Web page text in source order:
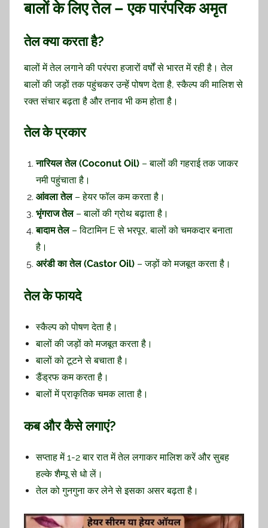
बालों के लिए तेल – एक पारंपरिक अमृत
तेल क्या करता है?
बालों में तेल लगाने की परंपरा हजारों वर्षों से भारत में रही है। तेल
बालों की जड़ों तक पहुंचकर उन्हें पोषण देता है, स्कैल्प की मालिश से
रक्त संचार बढ़ता है और तनाव भी कम होता है।
तेल के प्रकार
नारियल तेल (Coconut Oil) – बालों की गहराई तक जाकर
नमी पहुंचाता है।
आंवला तेल– हेयर फॉल कम करता है।
भृंगराज तेल– बालों की ग्रोथ बढ़ाता है।
बादाम तेल– विटामिन E से भरपूर, बालों को चमकदार बनाता
है।
अरंडी का तेल (Castor Oil) – जड़ों को मजबूत करता है।
तेल के फायदे
स्कैल्प को पोषण देता है।
बालों की जड़ों को मजबूत करता है।
बालों को टूटने से बचाता है।
डैंड्रफ कम करता है।
बालों में प्राकृतिक चमक लाता है।
कब और कैसे लगाएं?
सप्ताह में 1-2 बार रात में तेल लगाकर मालिश करें और सुबह
हल्के शैम्पू से धो लें।
तेल को गुनगुना कर लेने से इसका असर बढ़ता है।